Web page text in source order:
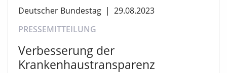
Deutscher Bundestag | 29.08.2023
PRESSEMITTEILUNG
Verbesserung der
Krankenhaustransparenz